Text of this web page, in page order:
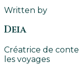
Written by
Deia
Créatrice de
les voyages